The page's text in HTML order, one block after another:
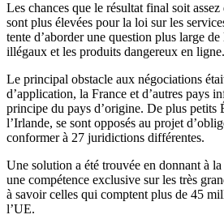
Les chances que le résultat final soit
sont plus élevées pour la loi sur les
tente d’aborder une question plus large
illégaux et les produits dangereux en ligne.
Le principal obstacle aux négociations
d’application, la France et d’autres pays
principe du pays d’origine. De plus petits
l’Irlande, se sont opposés au projet
conformer à 27 juridictions différentes.
Une solution a été trouvée en donnant à
une compétence exclusive sur les très
à savoir celles qui comptent plus de 45
l’UE.